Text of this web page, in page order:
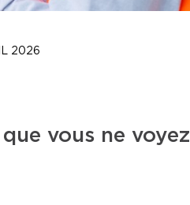
2026
vous ne voyez